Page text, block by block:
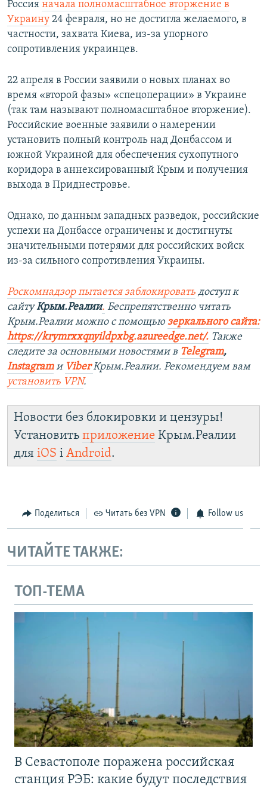
Россия начала полномасштабное вторжение в
Украину 24 февраля, но не достигла желаемого, в
частности, захвата Киева, из-за упорного
сопротивления украинцев.
22 апреля в России заявили о новых планах во
время «второй фазы» «спецоперации» в Украине
(так там называют полномасштабное вторжение).
Российские военные заявили о намерении
установить полный контроль над Донбассом и
южной Украиной для обеспечения сухопутного
коридора в аннексированный Крым и получения
выхода в Приднестровье.
Однако, по данным западных разведок, российские
успехи на Донбассе ограничены и достигнуты
значительными потерями для российских войск
из-за сильного сопротивления Украины.
Роскомнадзор пытается заблокировать доступ к
сайтуКрым.Реалии. Беспрепятственно читать
Крым.Реалии можно с помощью зеркального сайта:
https://krymrxxqnyildpxbg.azureedge.net/. Также
следите за основными новостями в Telegram,
Instagramи ViberКрым.Реалии. Рекомендуем вам
установить VPN.
Новости без блокировки и цензуры!
Установить приложение Крым.Реалии
для iOS і Android.
Поделиться Читать без VPN Follow us
ЧИТАЙТЕ ТАКЖЕ:
ТОП-ТЕМА
В Севастополе поражена российская
станция РЭБ: какие будут последствия